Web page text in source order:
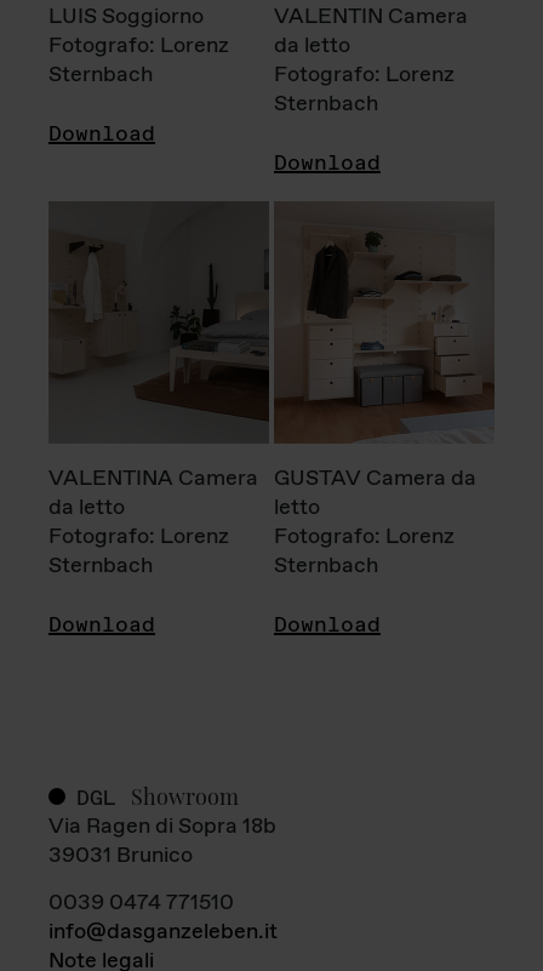
LUIS Soggiorno
Fotografo: Lorenz
Sternbach
Download
VALENTIN Camera
da letto
Fotografo: Lorenz
Sternbach
Download
VALENTINA Camera
da letto
Fotografo: Lorenz
Sternbach
Download
GUSTAV Camera da
letto
Fotografo: Lorenz
Sternbach
Download
DGL Showroom
Via Ragen di Sopra 18b
39031 Brunico
0039 0474 771510
info@dasganzeleben.it
Note legali